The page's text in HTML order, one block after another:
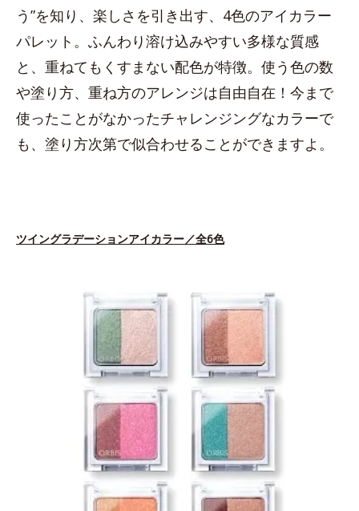
う”を知り、楽しさを引き出す、4色のアイカラー
パレット。ふんわり溶け込みやすい多様な質感
と、重ねてもくすまない配色が特徴。使う色の数
や塗り方、重ね方のアレンジは自由自在！今まで
使ったことがなかったチャレンジングなカラーで
も、塗り方次第で似合わせることができますよ。
ツイングラデーションアイカラー／全6色